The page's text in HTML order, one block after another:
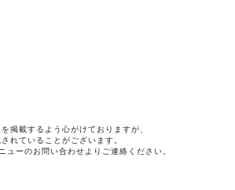
掲載するよう心がけておりますが、
れていることがございます。
ューのお問い合わせよりご連絡ください。